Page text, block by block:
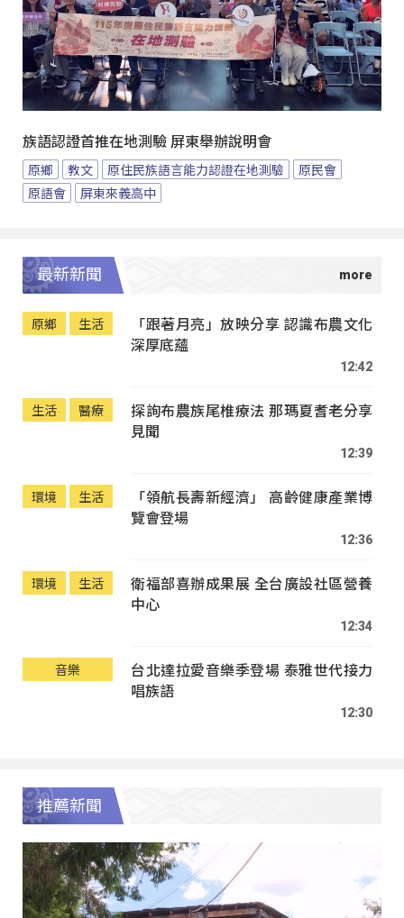
族語認證首推在地測驗 屏東舉辦說明會
原鄉 教文 原住民族語言能力認證在地測驗
原民會
原語會
屏東來義高中
最新新聞
原鄉 生活
「跟著月亮」放映分享 認識布農文化
深厚底蘊
12:42
生活 醫療
探詢布農族尾椎療法 那瑪夏耆老分享
見聞
12:39
環境 生活
「領航長壽新經濟」 高齡健康產業博
覽會登場
12:36
環境 生活
衛福部喜辦成果展 全台廣設社區營養
中心
12:34
音樂
台北達拉愛音樂季登場 泰雅世代接力
唱族語
12:30
推薦新聞